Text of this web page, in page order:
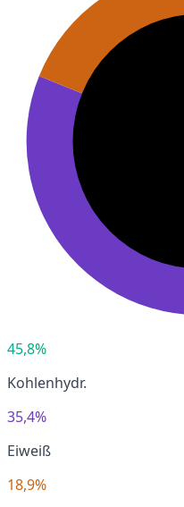
45,8%
Kohlenhydr.
35,4%
Eiweiß
18,9%